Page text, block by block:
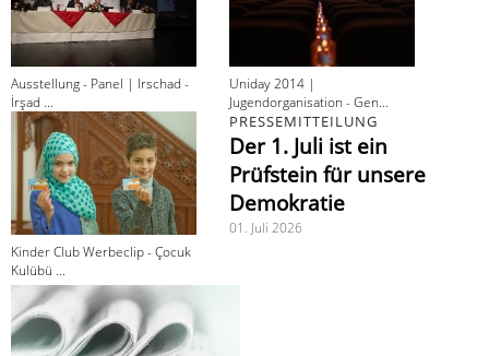
Ausstellung - Panel | Irschad -
İrşad ...
Uniday 2014 |
Jugendorganisation - Gen...
Kinder Club Werbeclip - Çocuk
Kulübü ...
PRESSEMITTEILUNG
Der 1. Juli ist ein
Prüfstein für unsere
Demokratie
01. Juli 2026